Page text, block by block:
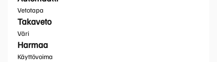
Vetotapa
Takaveto
Väri
Harmaa
Käyttövoima